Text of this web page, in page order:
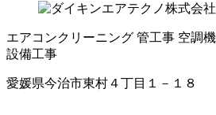
エアコンクリーニング 管工事 空調
設備工事
愛媛県今治市東村４丁目１－１８